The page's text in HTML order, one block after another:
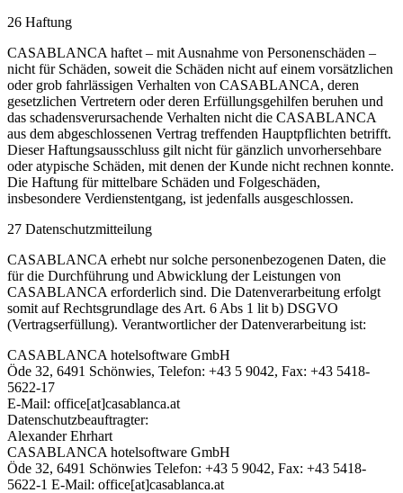
26 Haftung
CASABLANCA haftet – mit Ausnahme von Personenschäden –
nicht für Schäden, soweit die Schäden nicht auf einem vorsätzlichen
oder grob fahrlässigen Verhalten von CASABLANCA, deren
gesetzlichen Vertretern oder deren Erfüllungsgehilfen beruhen und
das schadensverursachende Verhalten nicht die CASABLANCA
aus dem abgeschlossenen Vertrag treffenden Hauptpflichten betrifft.
Dieser Haftungsausschluss gilt nicht für gänzlich unvorhersehbare
oder atypische Schäden, mit denen der Kunde nicht rechnen konnte.
Die Haftung für mittelbare Schäden und Folgeschäden,
insbesondere Verdienstentgang, ist jedenfalls ausgeschlossen.
27 Datenschutzmitteilung
CASABLANCA erhebt nur solche personenbezogenen Daten, die
für die Durchführung und Abwicklung der Leistungen von
CASABLANCA erforderlich sind. Die Datenverarbeitung erfolgt
somit auf Rechtsgrundlage des Art. 6 Abs 1 lit b) DSGVO
(Vertragserfüllung). Verantwortlicher der Datenverarbeitung ist:
CASABLANCA hotelsoftware GmbH
Öde 32, 6491 Schönwies, Telefon: +43 5 9042, Fax: +43 5418-
5622-17
E-Mail: office[at]casablanca.at
Datenschutzbeauftragter:
Alexander Ehrhart
CASABLANCA hotelsoftware GmbH
Öde 32, 6491 Schönwies Telefon: +43 5 9042, Fax: +43 5418-
5622-1 E-Mail: office[at]casablanca.at